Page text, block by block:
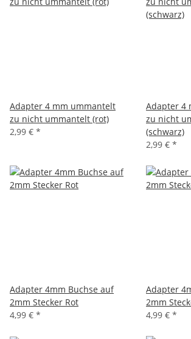
Adapter 4 mm ummantelt
zu nicht ummantelt (rot)
2,99 € *
Adapter 4
zu nicht
(schwarz)
2,99 € *
Adapter 4mm Buchse auf
2mm Stecker Rot
4,99 € *
Adapter
2mm
4,99 € *